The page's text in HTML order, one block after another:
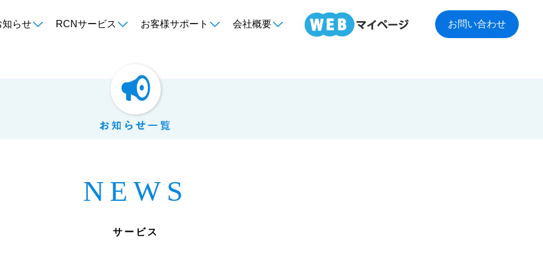
知らせ RCNサービス お客様サポート 会社概要 お問い合わせ
NEWS
サービス